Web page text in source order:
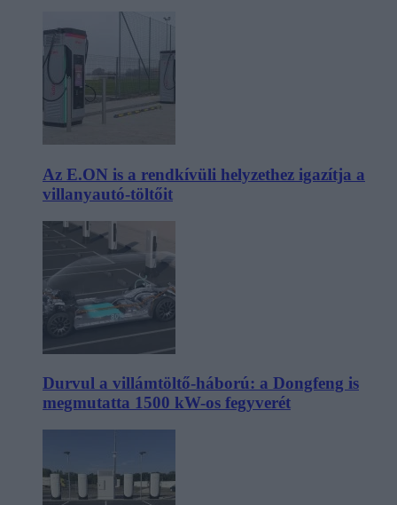
Az E.ON is a rendkívüli helyzethez igazítja a
villanyautó-töltőit
Durvul a villámtöltő-háború: a Dongfeng is
megmutatta 1500 kW-os fegyverét